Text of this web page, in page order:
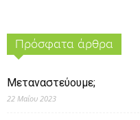
Πρόσφατα άρθρα
Μεταναστεύουμε;
22 Μαΐου 2023